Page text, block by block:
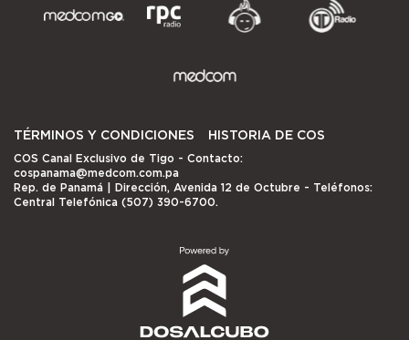
TÉRMINOS Y CONDICIONES HISTORIA DE COS
COS Canal Exclusivo de Tigo - Contacto:
cospanama@medcom.com.pa
Rep. de Panamá | Dirección, Avenida 12 de Octubre - Teléfonos:
Central Telefónica (507) 390-6700.